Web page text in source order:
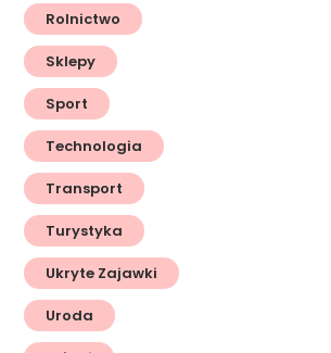
Rolnictwo
Sklepy
Sport
Technologia
Transport
Turystyka
Ukryte Zajawki
Uroda